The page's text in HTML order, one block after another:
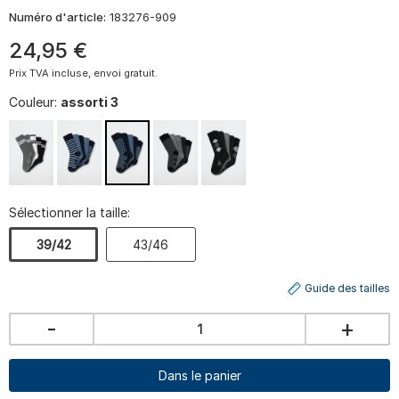
Numéro d'article: 183276-909
24,95 €
Prix TVA incluse, envoi gratuit.
Couleur: assorti 3
Sélectionner la taille:
39/42 43/46
Guide des tailles
- +
Dans le panier